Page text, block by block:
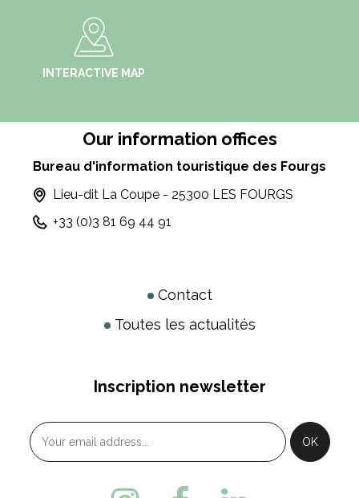
INTERACTIVE MAP
Our information offices
Bureau d'information touristique des Fourgs
Lieu-dit La Coupe - 25300 LES FOURGS
+33 (0)3 81 69 44 91
Contact
Toutes les actualités
Inscription newsletter